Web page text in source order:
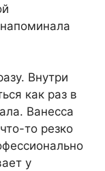
Внутри
как раз в
Ванесса
то резко
у